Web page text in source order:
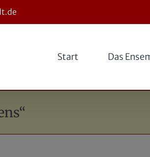
Start Das